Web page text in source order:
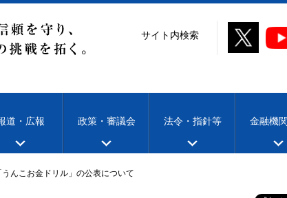
サイト内検索
道・広報 政策・審議会 法令・指針等 金融機
んこお金ドリル」の公表について